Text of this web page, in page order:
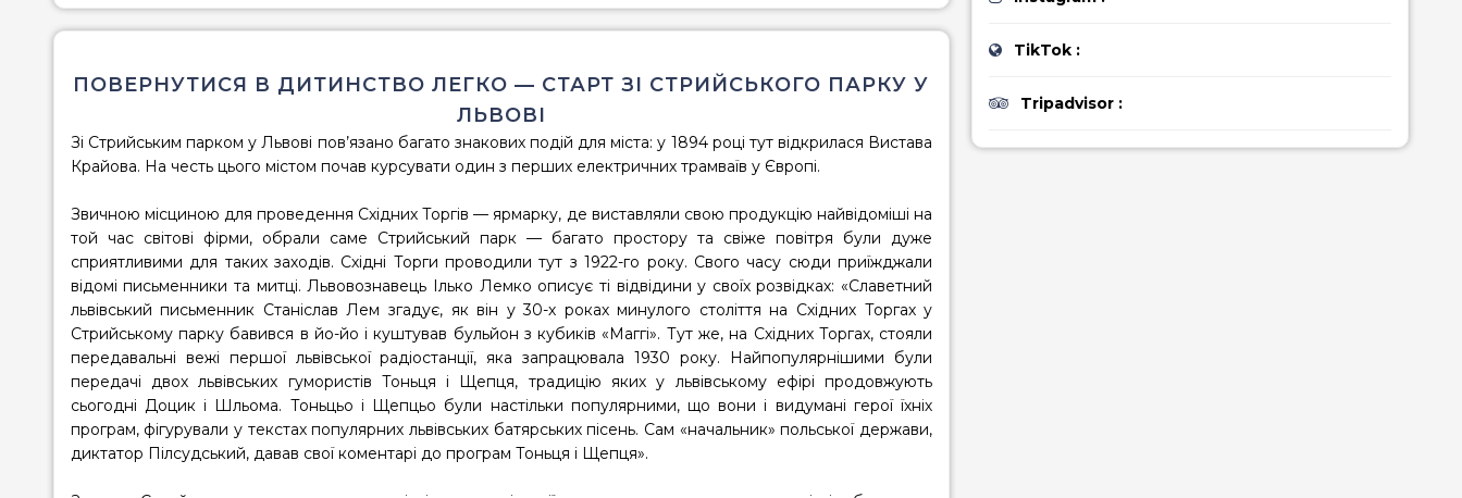
ПОВЕРНУТИСЯ В ДИТИНСТВО ЛЕГКО — СТАРТ ЗІ СТРИЙСЬКОГО ПАРКУ У
ЛЬВОВІ
Зі Стрийським парком у Львові пов’язано багато знакових подій для міста: у 1894 році тут відкрилася Вистава
Крайова. На честь цього містом почав курсувати один з перших електричних трамваїв у Європі.
Звичною місциною для проведення Східних Торгів — ярмарку, де виставляли свою продукцію найвідоміші на
той час світові фірми, обрали саме Стрийський парк — багато простору та свіже повітря були дуже
сприятливими для таких заходів. Східні Торги проводили тут з 1922-го року. Свого часу сюди приїжджали
відомі письменники та митці. Львовознавець Ілько Лемко описує ті відвідини у своїх розвідках: «Славетний
львівський письменник Станіслав Лем згадує, як він у 30-х роках минулого століття на Східних Торгах у
Стрийському парку бавився в йо-йо і куштував бульйон з кубиків «Маггі». Тут же, на Східних Торгах, стояли
передавальні вежі першої львівської радіостанції, яка запрацювала 1930 року. Найпопулярнішими були
передачі двох львівських гумористів Тоньця і Щепця, традицію яких у львівському ефірі продовжують
сьогодні Доцик і Шльома. Тоньцьо і Щепцьо були настільки популярними, що вони і видумані герої їхніх
програм, фігурували у текстах популярних львівських батярських пісень. Сам «начальник» польської держави,
диктатор Пілсудський, давав свої коментарі до програм Тоньця і Щепця».
TikTok :
Tripadvisor :